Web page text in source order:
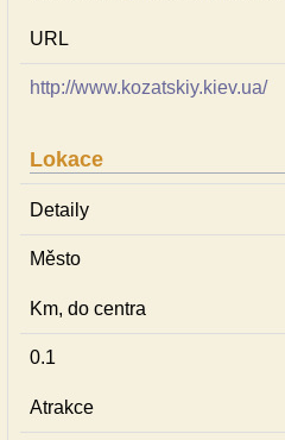
URL
http://www.kozatskiy.kiev.ua/
Lokace
Detaily
Město
Km, do centra
0.1
Atrakce